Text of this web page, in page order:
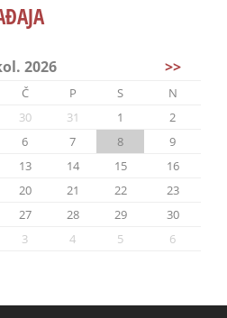
2026 >>
Č P S
N
30 31 1
2
6 7 8
9
13 14 15
16
20 21 22
23
27 28 29
30
3 4 5 6